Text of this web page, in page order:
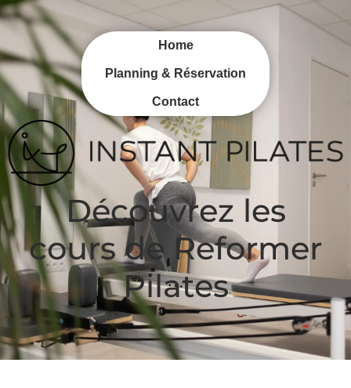
Home
Planning & Réservation
Contact
Découvrez les
cours de Reformer
Pilates